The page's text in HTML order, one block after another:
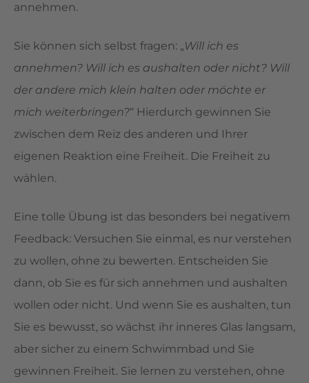
annehmen.
Sie können sich selbst fragen: „Will ich es
annehmen? Will ich es aushalten oder nicht? Will
der andere mich klein halten oder möchte er
mich weiterbringen?“ Hierdurch gewinnen Sie
zwischen dem Reiz des anderen und Ihrer
eigenen Reaktion eine Freiheit. Die Freiheit zu
wählen.
Eine tolle Übung ist das besonders bei negativem
Feedback: Versuchen Sie einmal, es nur verstehen
zu wollen, ohne zu bewerten. Entscheiden Sie
dann, ob Sie es für sich annehmen und aushalten
wollen oder nicht. Und wenn Sie es aushalten, tun
Sie es bewusst, so wächst ihr inneres Glas langsam,
aber sicher zu einem Schwimmbad und Sie
gewinnen Freiheit. Sie lernen zu verstehen, ohne